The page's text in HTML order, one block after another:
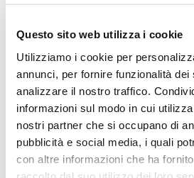
Questo sito web utilizza i cookie
Utilizziamo i cookie per
annunci, per fornire funzionalità dei
analizzare il nostro traffico.
informazioni sul modo in cui
nostri partner che si occupano di
pubblicità e social media, i quali
con altre informazioni che ha
Contatti
Indirizzo:
Via S. Francesco D’Assisi,
Trieste